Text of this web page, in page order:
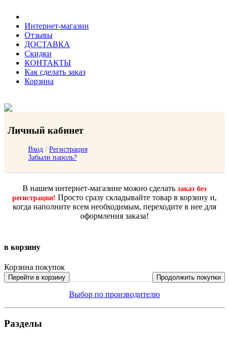
Интернет-магазин
Отзывы
ДОСТАВКА
Скидки
КОНТАКТЫ
Как сделать заказ
Корзина
Личный кабинет
Вход / Регистрация
Забыли пароль?
В нашем интернет-магазине можно сделать заказ без
регистрации! Просто сразу складывайте товар в корзину и,
когда наполните всем необходимым, переходите в нее для
оформления заказа!
в корзину
Корзина покупок
Перейти в корзину Продолжить покупки
Выбор по производителю
Разделы